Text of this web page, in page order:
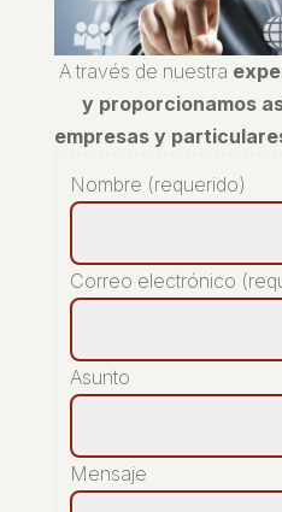
A través de nuestra
y proporcionamos
empresas y
Nombre (requerido)
Correo electrónico
Asunto
Mensaje